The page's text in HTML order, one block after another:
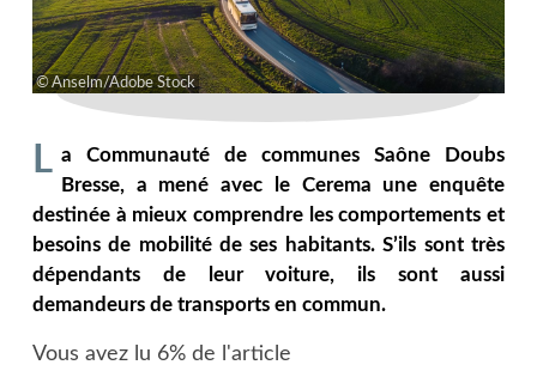
Anselm/Adobe Stock
L a Communauté de communes Saône Doubs
Bresse, a mené avec le Cerema une enquête
destinée à mieux comprendre les comportements et
besoins de mobilité de ses habitants. S’ils sont très
dépendants de leur voiture, ils sont aussi
demandeurs de transports en commun.
Vous avez lu 6% de l'article